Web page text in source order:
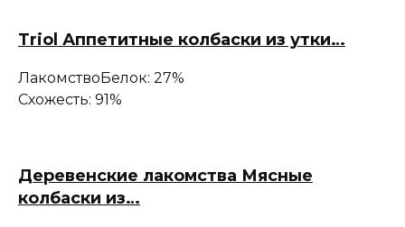
Triol Аппетитные колбаски из утки…
ЛакомствоБелок: 27%
Схожесть: 91%
Деревенские лакомства Мясные
колбаски из…